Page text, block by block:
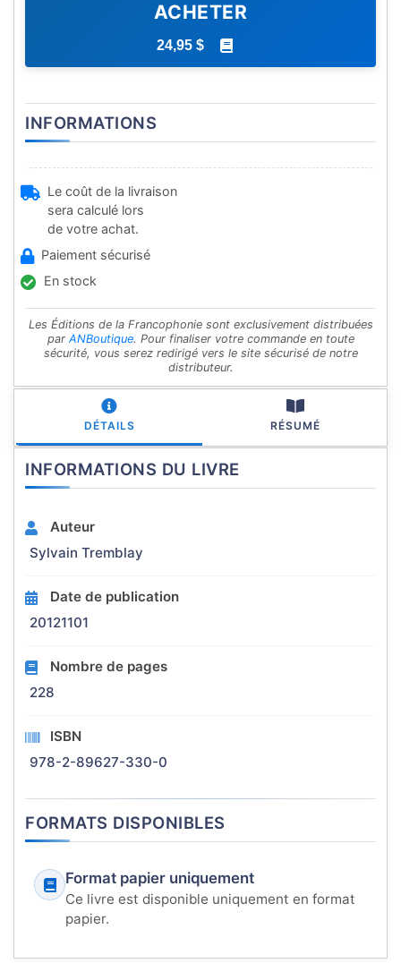
ACHETER
24,95 $
INFORMATIONS
Le coût de la livraison
sera calculé lors
de votre achat.
Paiement sécurisé
En stock
Les Éditions de la Francophonie sont exclusivement distribuées
par ANBoutique. Pour finaliser votre commande en toute
sécurité, vous serez redirigé vers le site sécurisé de notre
distributeur.
DÉTAILS RÉSUMÉ
INFORMATIONS DU LIVRE
Auteur
Sylvain Tremblay
Date de publication
20121101
Nombre de pages
228
ISBN
978-2-89627-330-0
FORMATS DISPONIBLES
Format papier uniquement
Ce livre est disponible uniquement en format
papier.